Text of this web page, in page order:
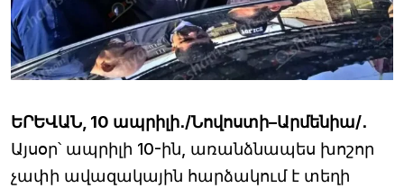
ԵՐԵՎԱՆ, 10 ապրիլի․/Նովոստի–Արմենիա/․
Այսօր՝ ապրիլի 10-ին, առանձնապես խոշոր
չափի ավազակային հարձակում է տեղի